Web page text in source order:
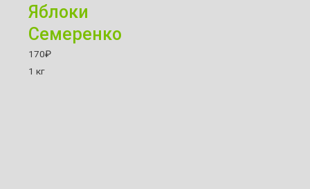
Яблоки
Семеренко
170₽
1 кг